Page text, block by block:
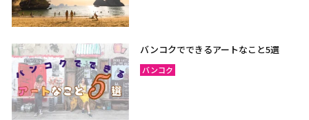
バンコクでできるアートなこと5選
バンコク